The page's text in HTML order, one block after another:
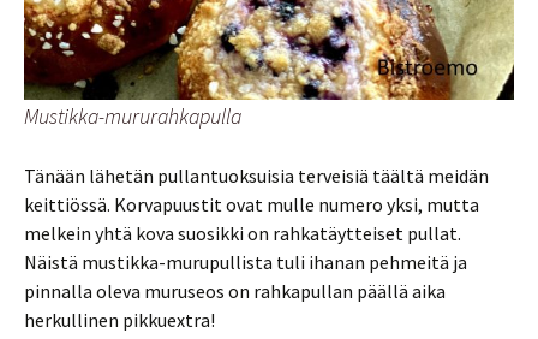
Mustikka-mururahkapulla
Tänään lähetän pullantuoksuisia terveisiä täältä meidän
keittiössä. Korvapuustit ovat mulle numero yksi, mutta
melkein yhtä kova suosikki on rahkatäytteiset pullat.
Näistä mustikka-murupullista tuli ihanan pehmeitä ja
pinnalla oleva muruseos on rahkapullan päällä aika
herkullinen pikkuextra!